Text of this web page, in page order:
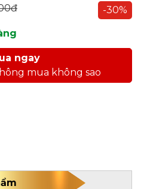
-30%
ngay
mua không sao